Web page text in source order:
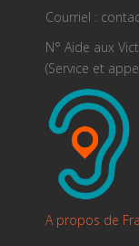
Courriel :
N° Aide aux
(Service et
A propos de